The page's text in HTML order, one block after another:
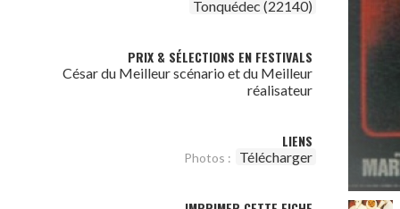
Tonquédec (22140)
PRIX & SÉLECTIONS EN FESTIVALS
César du Meilleur scénario et du Meilleur
réalisateur
LIENS
Photos : Télécharger